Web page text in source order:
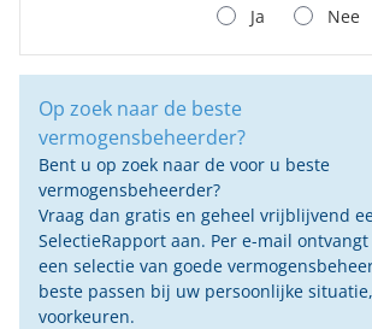
Nee
Ja
Op zoek naar de beste
vermogensbeheerder?
Bent u op zoek naar de voor u beste
vermogensbeheerder?
Vraag dan gratis en geheel vrijblijvend
SelectieRapport aan. Per e-mail ontvangt
een selectie van goede
beste passen bij uw persoonlijke
voorkeuren.